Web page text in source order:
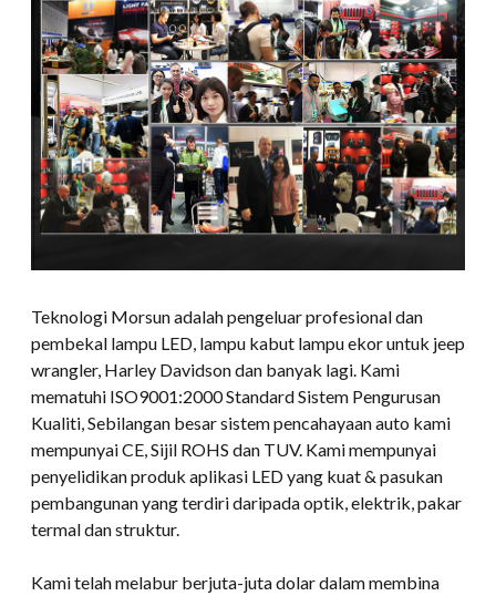
Teknologi Morsun adalah pengeluar profesional dan
pembekal lampu LED, lampu kabut lampu ekor untuk jeep
wrangler, Harley Davidson dan banyak lagi. Kami
mematuhi ISO9001:2000 Standard Sistem Pengurusan
Kualiti, Sebilangan besar sistem pencahayaan auto kami
mempunyai CE, Sijil ROHS dan TUV. Kami mempunyai
penyelidikan produk aplikasi LED yang kuat & pasukan
pembangunan yang terdiri daripada optik, elektrik, pakar
termal dan struktur.
Kami telah melabur berjuta-juta dolar dalam membina